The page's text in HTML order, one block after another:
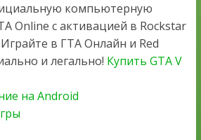
компьютерную
Online с активацией в Rockstar
Играйте в ГТА Онлайн и Red
и легально! Купить GTA V
на Android